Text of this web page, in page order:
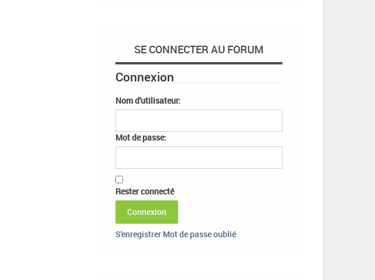
SE CONNECTER AU FORUM
Connexion
Nom d'utilisateur:
Mot de passe:
Rester connecté
Connexion
S'enregistrer Mot de passe oublié